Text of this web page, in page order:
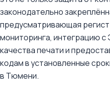
законодательно
предусматривающая
мониторинга, интеграцию
качества печати и
кодам в установленные
в Тюмени.